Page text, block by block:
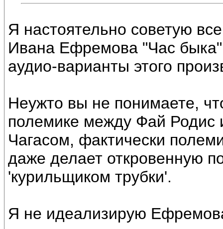
Я настоятельно советую
Ивана Ефремова "Час
аудио-варианты этого
Неужто вы не понимаете,
полемике между Фай Родис
Чагасом, фактически
даже делает откровенную
'курильщиком трубки'.
Я не идеализирую